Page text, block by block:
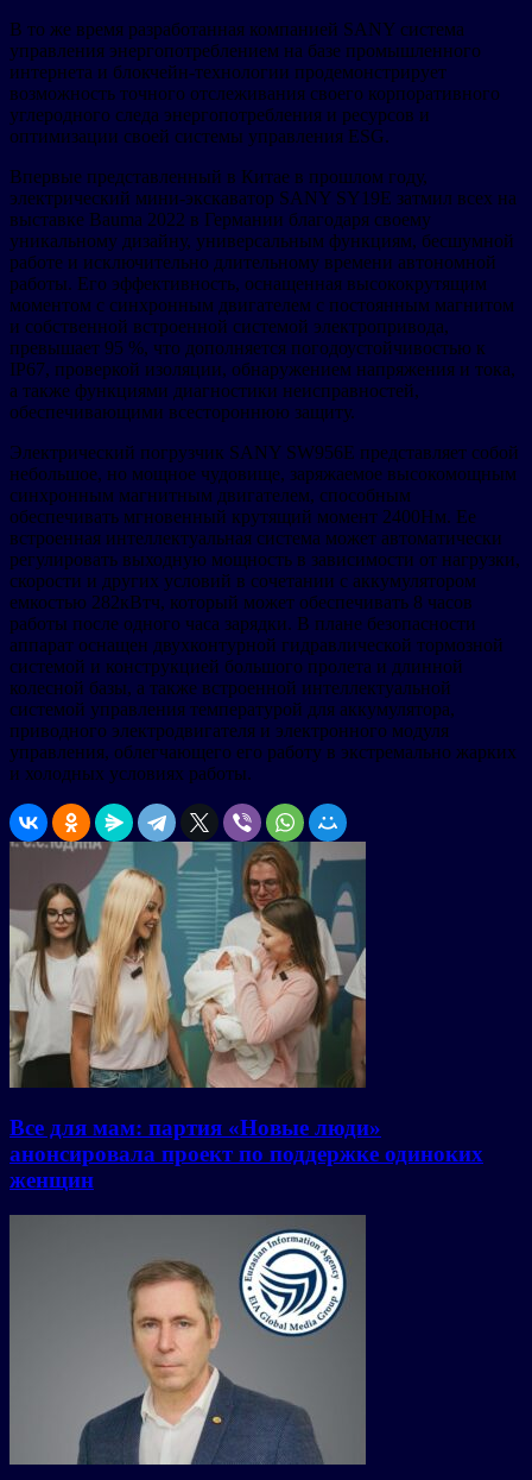
В то же время разработанная компанией SANY система
управления энергопотреблением на базе промышленного
интернета и блокчейн-технологии продемонстрирует
возможность точного отслеживания своего корпоративного
углеродного следа энергопотребления и ресурсов и
оптимизации своей системы управления ESG.
Впервые представленный в Китае в прошлом году,
электрический мини-экскаватор SANY SY19E затмил всех на
выставке Bauma 2022 в Германии благодаря своему
уникальному дизайну, универсальным функциям, бесшумной
работе и исключительно длительному времени автономной
работы. Его эффективность, оснащенная высококрутящим
моментом с синхронным двигателем с постоянным магнитом
и собственной встроенной системой электропривода,
превышает 95 %, что дополняется погодоустойчивостью к
IP67, проверкой изоляции, обнаружением напряжения и тока,
а также функциями диагностики неисправностей,
обеспечивающими всестороннюю защиту.
Электрический погрузчик SANY SW956E представляет собой
небольшое, но мощное чудовище, заряжаемое высокомощным
синхронным магнитным двигателем, способным
обеспечивать мгновенный крутящий момент 2400Нм. Ее
встроенная интеллектуальная система может автоматически
регулировать выходную мощность в зависимости от нагрузки,
скорости и других условий в сочетании с аккумулятором
емкостью 282кВтч, который может обеспечивать 8 часов
работы после одного часа зарядки. В плане безопасности
аппарат оснащен двухконтурной гидравлической тормозной
системой и конструкцией большого пролета и длинной
колесной базы, а также встроенной интеллектуальной
системой управления температурой для аккумулятора,
приводного электродвигателя и электронного модуля
управления, облегчающего его работу в экстремально жарких
и холодных условиях работы.
Все для мам: партия «Новые люди»
анонсировала проект по поддержке одиноких
женщин